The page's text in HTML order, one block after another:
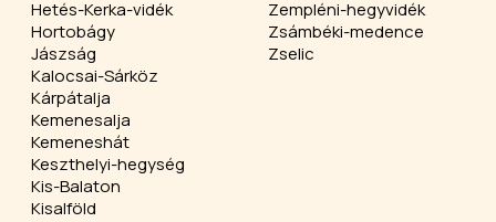
Hetés-Kerka-vidék
Hortobágy
Jászság
Kalocsai-Sárköz
Kárpátalja
Kemenesalja
Kemeneshát
Keszthelyi-hegység
Kis-Balaton
Kisalföld
Zempléni-hegyvidék
Zsámbéki-medence
Zselic